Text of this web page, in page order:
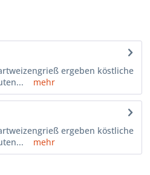
ergeben köstliche
mehr
ergeben köstliche
mehr